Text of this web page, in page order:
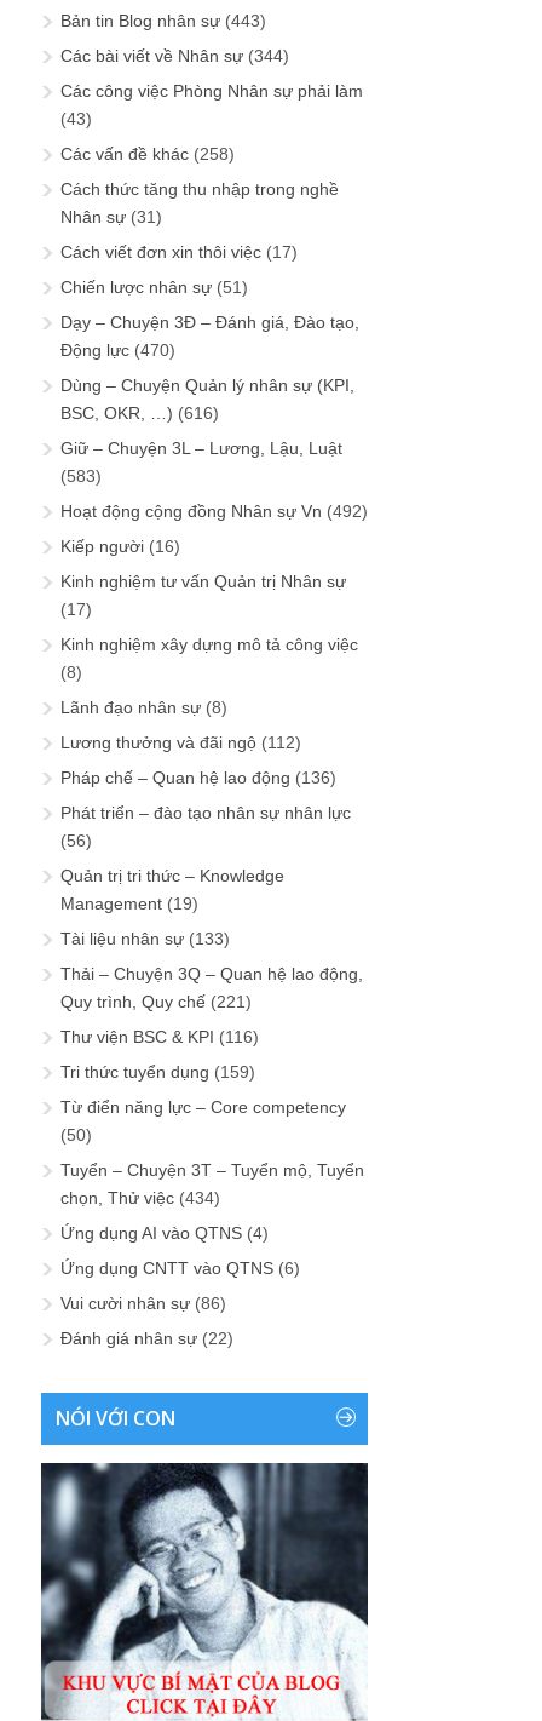
Bản tin Blog nhân sự (443)
Các bài viết về Nhân sự (344)
Các công việc Phòng Nhân sự phải làm
(43)
Các vấn đề khác (258)
Cách thức tăng thu nhập trong nghề
Nhân sự (31)
Cách viết đơn xin thôi việc (17)
Chiến lược nhân sự (51)
Dạy – Chuyện 3Đ – Đánh giá, Đào tạo,
Động lực (470)
Dùng – Chuyện Quản lý nhân sự (KPI,
BSC, OKR, …) (616)
Giữ – Chuyện 3L – Lương, Lậu, Luật
(583)
Hoạt động cộng đồng Nhân sự Vn (492)
Kiếp người (16)
Kinh nghiệm tư vấn Quản trị Nhân sự
(17)
Kinh nghiệm xây dựng mô tả công việc
(8)
Lãnh đạo nhân sự (8)
Lương thưởng và đãi ngộ (112)
Pháp chế – Quan hệ lao động (136)
Phát triển – đào tạo nhân sự nhân lực
(56)
Quản trị tri thức – Knowledge
Management (19)
Tài liệu nhân sự (133)
Thải – Chuyện 3Q – Quan hệ lao động,
Quy trình, Quy chế (221)
Thư viện BSC & KPI (116)
Tri thức tuyển dụng (159)
Từ điển năng lực – Core competency
(50)
Tuyển – Chuyện 3T – Tuyển mộ, Tuyển
chọn, Thử việc (434)
Ứng dụng AI vào QTNS (4)
Ứng dụng CNTT vào QTNS (6)
Vui cười nhân sự (86)
Đánh giá nhân sự (22)
NÓI VỚI CON